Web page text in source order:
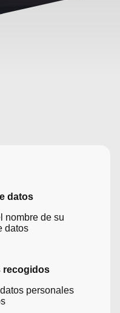
datos
nombre de su
datos
recogidos
personales